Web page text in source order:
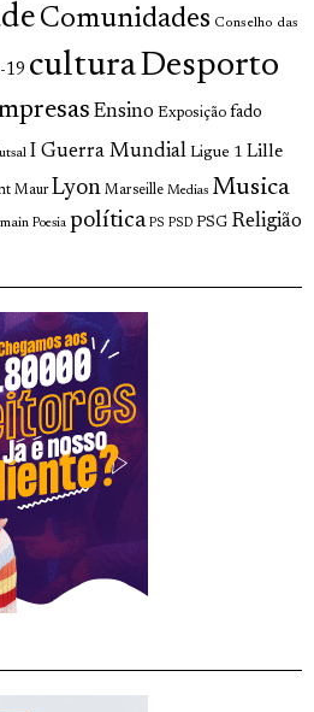
Comunidades Conselho das
19 culturaDesporto
Ensino Exposição fado
I Guerra Mundial Ligue 1 Lille
Maur Lyon Marseille Medias Musica
Poesia política PS PSD PSG Religião